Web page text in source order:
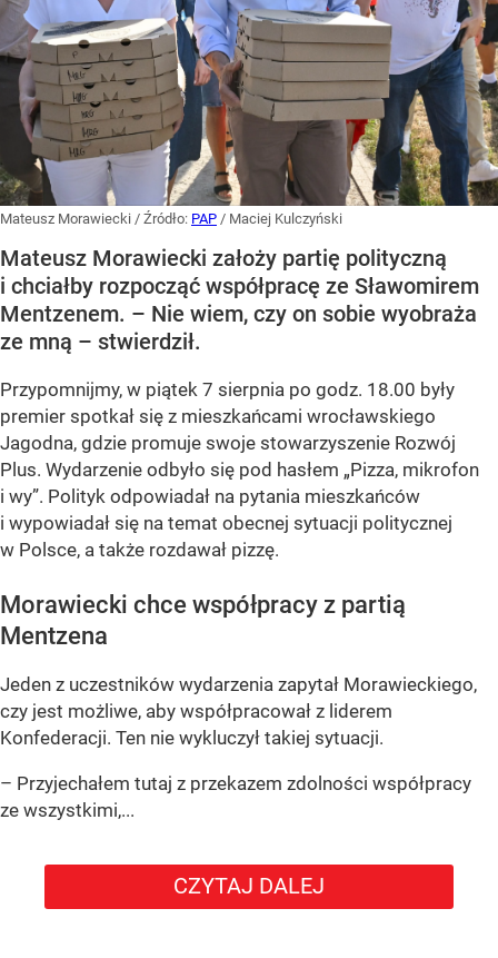
Mateusz Morawiecki / Źródło: PAP / Maciej Kulczyński
Mateusz Morawiecki założy partię polityczną
i chciałby rozpocząć współpracę ze Sławomirem
Mentzenem. – Nie wiem, czy on sobie wyobraża
ze mną – stwierdził.
Przypomnijmy, w piątek 7 sierpnia po godz. 18.00 były
premier spotkał się z mieszkańcami wrocławskiego
Jagodna, gdzie promuje swoje stowarzyszenie Rozwój
Plus. Wydarzenie odbyło się pod hasłem „Pizza, mikrofon
i wy”. Polityk odpowiadał na pytania mieszkańców
i wypowiadał się na temat obecnej sytuacji politycznej
w Polsce, a także rozdawał pizzę.
Morawiecki chce współpracy z partią
Mentzena
Jeden z uczestników wydarzenia zapytał Morawieckiego,
czy jest możliwe, aby współpracował z liderem
Konfederacji. Ten nie wykluczył takiej sytuacji.
– Przyjechałem tutaj z przekazem zdolności współpracy
ze wszystkimi,...
CZYTAJ DALEJ